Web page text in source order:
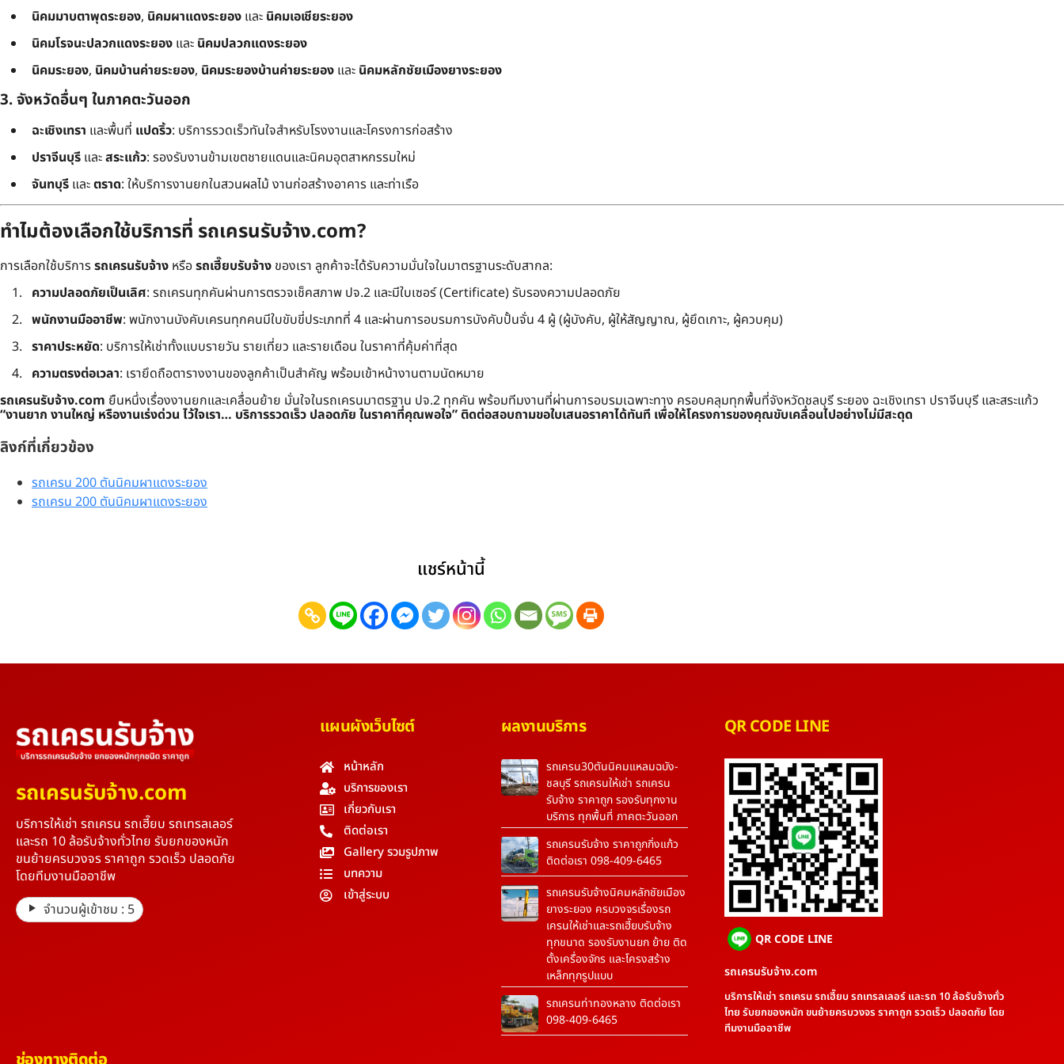
นิคมมาบตาพุดระยอง, นิคมผาแดงระยอง และ นิคมเอเชียระยอง
นิคมโรจนะปลวกแดงระยอง และ นิคมปลวกแดงระยอง
นิคมระยอง, นิคมบ้านค่ายระยอง, นิคมระยองบ้านค่ายระยอง และ นิคมหลักชัยเมืองยางระยอง
3. จังหวัดอื่นๆ ในภาคตะวันออก
ฉะเชิงเทรา และพื้นที่ แปดริ้ว: บริการรวดเร็วทันใจสำหรับโรงงานและโครงการก่อสร้าง
ปราจีนบุรี และสระแก้ว: รองรับงานข้ามเขตชายแดนและนิคมอุตสาหกรรมใหม่
จันทบุรี และตราด: ให้บริการงานยกในสวนผลไม้ งานก่อสร้างอาคาร และท่าเรือ
ทำไมต้องเลือกใช้บริการที่ รถเครนรับจ้าง.com?
การเลือกใช้บริการรถเครนรับจ้าง หรือรถเฮี๊ยบรับจ้าง ของเรา ลูกค้าจะได้รับความมั่นใจในมาตรฐานระดับสากล:
ความปลอดภัยเป็นเลิศ: รถเครนทุกคันผ่านการตรวจเช็คสภาพ ปจ.2 และมีใบเซอร์ (Certificate) รับรองความปลอดภัย
พนักงานมืออาชีพ: พนักงานบังคับเครนทุกคนมีใบขับขี่ประเภทที่ 4 และผ่านการอบรมการบังคับปั้นจั่น 4 ผู้ (ผู้บังคับ, ผู้ให้สัญญาณ, ผู้ยึดเกาะ, ผู้ควบคุม)
ราคาประหยัด: บริการให้เช่าทั้งแบบรายวัน รายเที่ยว และรายเดือน ในราคาที่คุ้มค่าที่สุด
ความตรงต่อเวลา: เรายึดถือตารางงานของลูกค้าเป็นสำคัญ พร้อมเข้าหน้างานตามนัดหมาย
รถเครนรับจ้าง.com ยืนหนึ่งเรื่องงานยกและเคลื่อนย้าย มั่นใจในรถเครนมาตรฐาน ปจ.2 ทุกคัน พร้อมทีมงานที่ผ่านการอบรมเฉพาะทาง ครอบคลุมทุกพื้นที่จังหวัดชลบุรี ระยอง ฉะเชิงเทรา ปราจีนบุรี และสระแก้ว
“งานยาก งานใหญ่ หรืองานเร่งด่วน ไว้ใจเรา… บริการรวดเร็ว ปลอดภัย ในราคาที่คุณพอใจ”ติดต่อสอบถามขอใบเสนอราคาได้ทันที เพื่อให้โครงการของคุณขับเคลื่อนไปอย่างไม่มีสะดุด
ลิงก์ที่เกี่ยวข้อง
รถเครน 200 ตันนิคมผาแดงระยอง
รถเครน 200 ตันนิคมผาแดงระยอง
แชร์หน้านี้
รถเครนรับจ้าง.com
บริการให้เช่า รถเครน รถเฮี๊ยบ รถเทรลเลอร์
และรถ 10 ล้อรับจ้างทั่วไทย รับยกของหนัก
ขนย้ายครบวงจร ราคาถูก รวดเร็ว ปลอดภัย
โดยทีมงานมืออาชีพ
จำนวนผู้เข้าชม : 5
แผนผังเว็บไซต์
หน้าหลัก
บริการของเรา
เกี่ยวกับเรา
ติดต่อเรา
Gallery รวมรูปภาพ
บทความ
เข้าสู่ระบบ
ผลงานบริการ
รถเครน30ตันนิคมแหลมฉบัง-
ชลบุรี รถเครนให้เช่า รถเครน
รับจ้าง ราคาถูก รองรับทุกงาน
บริการ ทุกพื้นที่ ภาคตะวันออก
รถเครนรับจ้าง ราคาถูกกิ่งแก้ว
ติดต่อเรา 098-409-6465
รถเครนรับจ้างนิคมหลักชัยเมือง
ยางระยอง ครบวงจรเรื่องรถ
เครนให้เช่าและรถเฮี๊ยบรับจ้าง
ทุกขนาด รองรับงานยก ย้าย ติด
ตั้งเครื่องจักร และโครงสร้าง
เหล็กทุกรูปแบบ
รถเครนท่าทองหลาง ติดต่อเรา
098-409-6465
QR CODE LINE
QR CODE LINE
รถเครนรับจ้าง.com
บริการให้เช่า รถเครน รถเฮี๊ยบ รถเทรลเลอร์ และรถ 10 ล้อรับจ้างทั่ว
ไทย รับยกของหนัก ขนย้ายครบวงจร ราคาถูก รวดเร็ว ปลอดภัย โดย
ทีมงานมืออาชีพ